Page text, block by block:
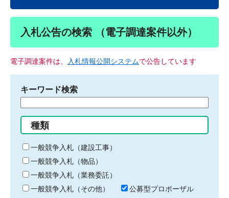
入札公告の検索 （電子調達案件以外）
電子調達案件は、 入札情報公開システムで公告しています
キーワード検索
る
キ
ー
ワ
ー
ド
種類
一般競争入札（建設工事）
一般競争入札（物品）
一般競争入札（業務委託）
一般競争入札（その他）
公募型プロポーザル